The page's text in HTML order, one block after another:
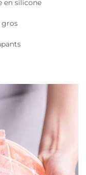
en silicone
gros